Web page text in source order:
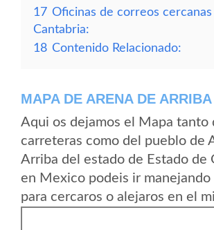
17 Oficinas de correos cercanas
Cantabria:
18 Contenido Relacionado:
MAPA DE ARENA DE ARRIBA
Aqui os dejamos el Mapa tanto
carreteras como del pueblo de
Arriba del estado de Estado de
en Mexico podeis ir manejando
para cercaros o alejaros en el